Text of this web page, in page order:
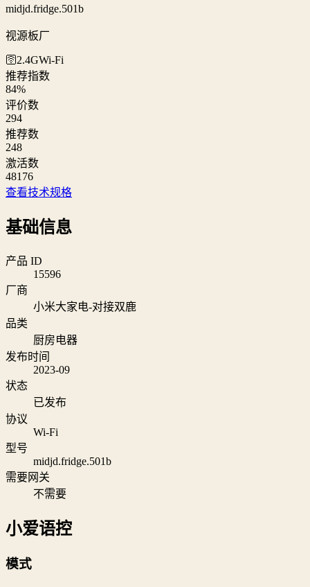
midjd.fridge.501b
视源板厂
🛜2.4GWi‑Fi
推荐指数
84%
评价数
294
推荐数
248
激活数
48176
查看技术规格
基础信息
产品 ID
15596
厂商
小米大家电-对接双鹿
品类
厨房电器
发布时间
2023-09
状态
已发布
协议
Wi‑Fi
型号
midjd.fridge.501b
需要网关
不需要
小爱语控
模式